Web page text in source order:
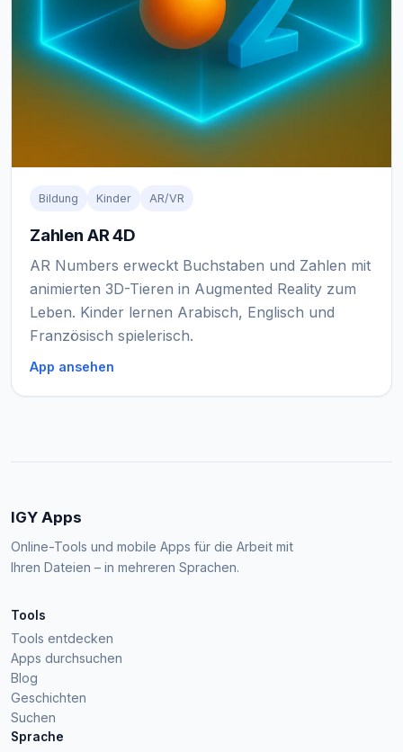
Bildung Kinder AR/VR
Zahlen AR 4D
AR Numbers erweckt Buchstaben und Zahlen mit
animierten 3D-Tieren in Augmented Reality zum
Leben. Kinder lernen Arabisch, Englisch und
Französisch spielerisch.
App ansehen
IGY Apps
Online-Tools und mobile Apps für die Arbeit mit
Ihren Dateien – in mehreren Sprachen.
Tools
Tools entdecken
Apps durchsuchen
Blog
Geschichten
Suchen
Sprache